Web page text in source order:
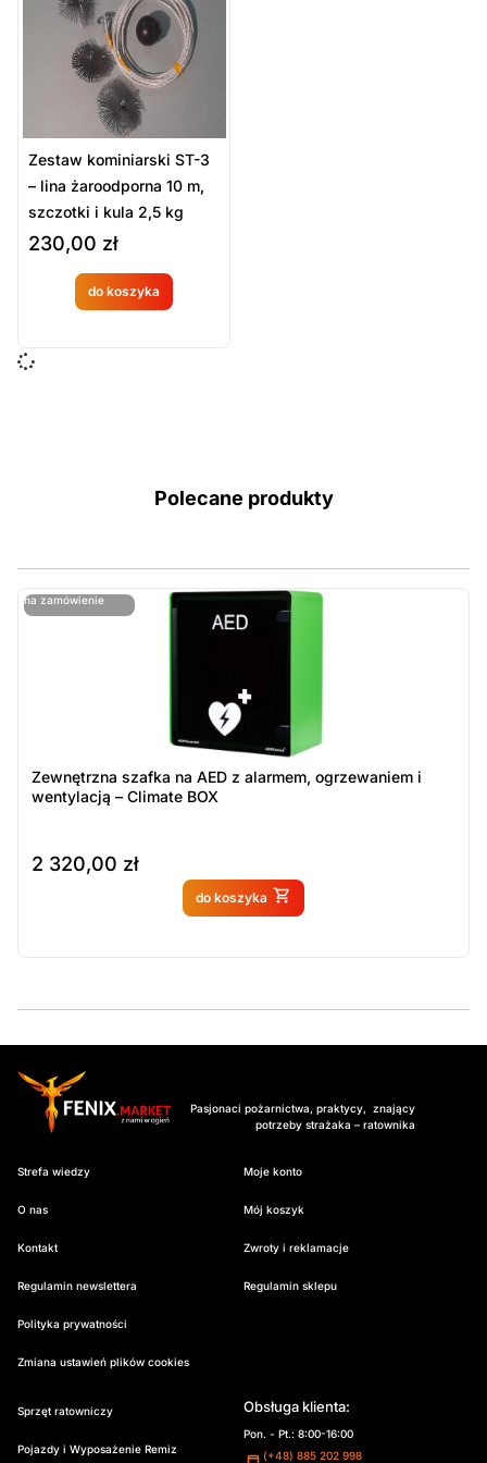
-
Kategorie Produktów
Sprzęt pomocniczy
Sprzęt ratowniczy
Wyposażenie techniczne i sprzęt strażacki
Zestawy kominiarskie
Zestaw kominiarski ST-3
– lina żaroodporna 10 m,
szczotki i kula 2,5 kg
230,00 zł
do koszyka
Produkt
dostępny
Polecane produkty
na zamówienie
ostatnie sztuki
Zewnętrzna szafka na AED z alarmem, ogrzewaniem i
wentylacją – Climate BOX
2 320,00 zł
do koszyka
Produkt dostępny na
Pasjonaci pożarnictwa, praktycy, znający
potrzeby strażaka – ratownika
Strefa wiedzy
O nas
Kontakt
Regulamin newslettera
Polityka prywatności
Zmiana ustawień plików cookies
Moje konto
Mój koszyk
Zwroty i reklamacje
Regulamin sklepu
Sprzęt ratowniczy
Pojazdy i Wyposażenie Remiz
Obsługa klienta:
Pon. - Pt.: 8:00-16:00
(+48) 885 202 998